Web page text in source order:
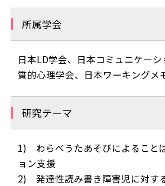
所属学会
日本LD学会、日本コミュニケー
質的心理学会、日本ワーキングメ
研究テーマ
1) わらべうたあそびによること
ョン支援
2) 発達性読み書き障害児に対す